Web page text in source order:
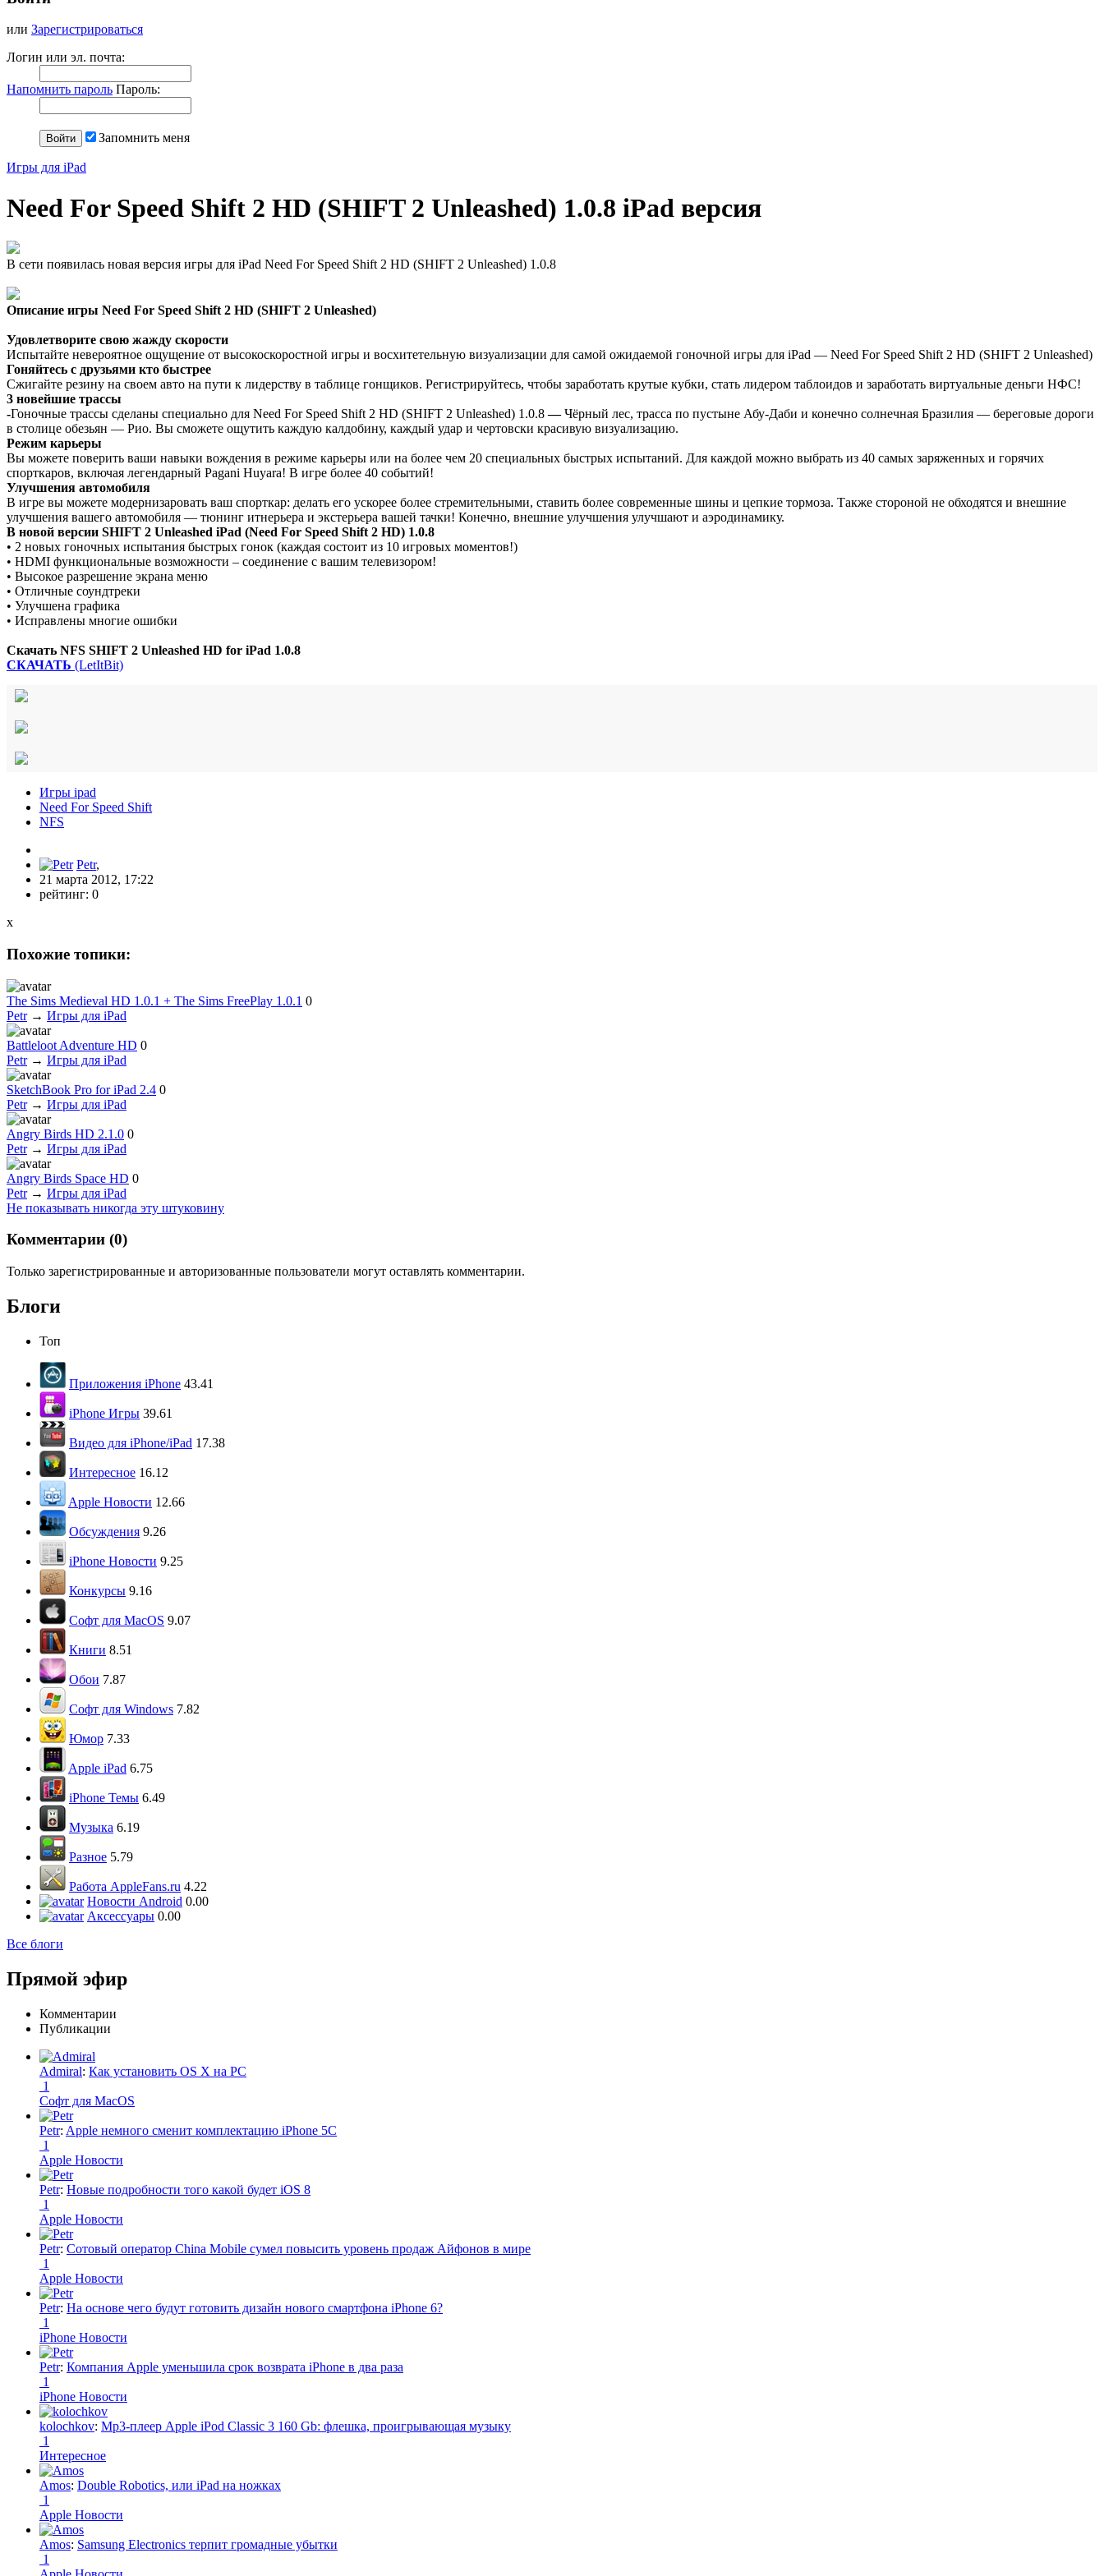
или Зарегистрироваться
Логин или эл. почта:
Напомнить пароль Пароль:
Запомнить меня
Игры для iPad
Need For Speed Shift 2 HD (SHIFT 2 Unleashed) 1.0.8 iPad версия
В сети появилась новая версия игры для iPad Need For Speed Shift 2 HD (SHIFT 2 Unleashed) 1.0.8
Описание игры Need For Speed Shift 2 HD (SHIFT 2 Unleashed)
Удовлетворите свою жажду скорости
Испытайте невероятное ощущение от высокоскоростной игры и восхитетельную визуализации для самой ожидаемой гоночной игры для iPad — Need For Speed Shift 2 HD (SHIFT 2 Unleashed)
Гоняйтесь с друзьями кто быстрее
Сжигайте резину на своем авто на пути к лидерству в таблице гонщиков. Регистрируйтесь, чтобы заработать крутые кубки, стать лидером таблоидов и заработать виртуальные деньги НФС!
3 новейшие трассы
-Гоночные трассы сделаны специально для Need For Speed Shift 2 HD (SHIFT 2 Unleashed) 1.0.8—Чёрный лес, трасса по пустыне Абу-Даби и конечно солнечная Бразилия — береговые дороги
в столице обезьян — Рио. Вы сможете ощутить каждую калдобину, каждый удар и чертовски красивую визуализацию.
Режим карьеры
Вы можете поверить ваши навыки вождения в режиме карьеры или на более чем 20 специальных быстрых испытаний. Для каждой можно выбрать из 40 самых заряженных и горячих
спорткаров, включая легендарный Pagani Huyara! В игре более 40 событий!
Улучшения автомобиля
В игре вы можете модернизаровать ваш спорткар: делать его ускорее более стремительными, ставить более современные шины и цепкие тормоза. Также стороной не обходятся и внешние
улучшения вашего автомобиля — тюнинг итнерьера и экстерьера вашей тачки! Конечно, внешние улучшения улучшают и аэродинамику.
В новой версии SHIFT 2 Unleashed iPad (Need For Speed Shift 2 HD) 1.0.8
• 2 новых гоночных испытания быстрых гонок (каждая состоит из 10 игровых моментов!)
• HDMI функциональные возможности – соединение с вашим телевизором!
• Высокое разрешение экрана меню
• Отличные соундтреки
• Улучшена графика
• Исправлены многие ошибки
Скачать NFS SHIFT 2 Unleashed HD for iPad 1.0.8
СКАЧАТЬ (LetItBit)
Игры ipad
Need For Speed Shift
NFS
Petr,
21 марта 2012, 17:22
рейтинг: 0
x
Похожие топики:
The Sims Medieval HD 1.0.1 + The Sims FreePlay 1.0.1 0
Petr→ Игры для iPad
Battleloot Adventure HD 0
Petr→ Игры для iPad
SketchBook Pro for iPad 2.4 0
Petr→ Игры для iPad
Angry Birds HD 2.1.0 0
Petr→ Игры для iPad
Angry Birds Space HD 0
Petr→ Игры для iPad
Не показывать никогда эту штуковину
Комментарии (0)
Только зарегистрированные и авторизованные пользователи могут оставлять комментарии.
Блоги
Топ
Приложения iPhone 43.41
iPhone Игры 39.61
Видео для iPhone/iPad 17.38
Интересное 16.12
Apple Новости 12.66
Обсуждения 9.26
iPhone Новости 9.25
Конкурсы 9.16
Софт для MacOS 9.07
Книги 8.51
Обои 7.87
Софт для Windows 7.82
Юмор 7.33
Apple iPad 6.75
iPhone Темы 6.49
Музыка 6.19
Разное 5.79
Работа AppleFans.ru 4.22
Новости Android 0.00
Аксессуары 0.00
Все блоги
Прямой эфир
Комментарии
Публикации
Admiral: Как установить OS X на PC
1
Софт для MacOS
Petr: Apple немного сменит комплектацию iPhone 5C
1
Apple Новости
Petr: Новые подробности того какой будет iOS 8
1
Apple Новости
Petr: Сотовый оператор China Mobile сумел повысить уровень продаж Айфонов в мире
1
Apple Новости
Petr: На основе чего будут готовить дизайн нового смартфона iPhone 6?
1
iPhone Новости
Petr: Компания Apple уменьшила срок возврата iPhone в два раза
1
iPhone Новости
kolochkov: Mp3-плеер Apple iPod Classic 3 160 Gb: флешка, проигрывающая музыку
1
Интересное
Amos: Double Robotics, или iPad на ножках
1
Apple Новости
Amos: Samsung Electronics терпит громадные убытки
1